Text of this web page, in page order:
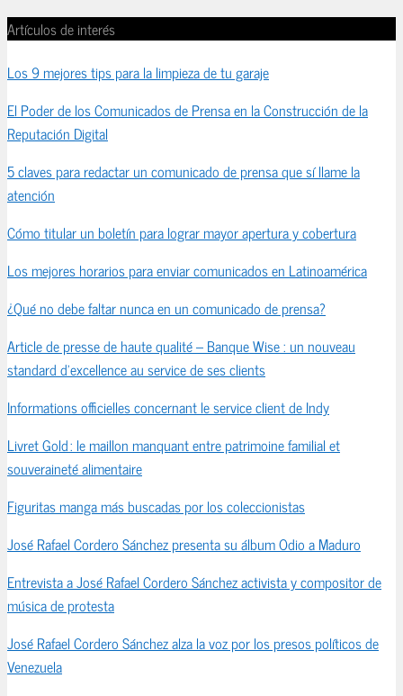
Artículos de interés
Los 9 mejores tips para la limpieza de tu garaje
El Poder de los Comunicados de Prensa en la Construcción de la
Reputación Digital
5 claves para redactar un comunicado de prensa que sí llame la
atención
Cómo titular un boletín para lograr mayor apertura y cobertura
Los mejores horarios para enviar comunicados en Latinoamérica
¿Qué no debe faltar nunca en un comunicado de prensa?
Article de presse de haute qualité – Banque Wise : un nouveau
standard d’excellence au service de ses clients
Informations officielles concernant le service client de Indy
Livret Gold : le maillon manquant entre patrimoine familial et
souveraineté alimentaire
Figuritas manga más buscadas por los coleccionistas
José Rafael Cordero Sánchez presenta su álbum Odio a Maduro
Entrevista a José Rafael Cordero Sánchez activista y compositor de
música de protesta
José Rafael Cordero Sánchez alza la voz por los presos políticos de
Venezuela